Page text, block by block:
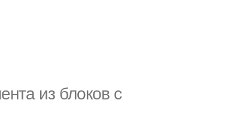
из блоков с